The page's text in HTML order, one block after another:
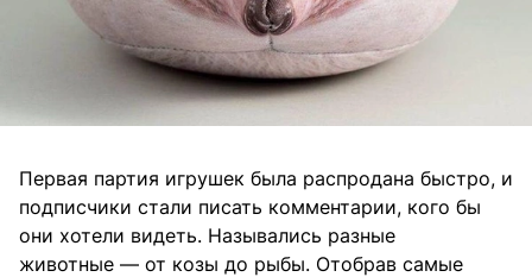
Первая партия игрушек была распродана быстро, и
подписчики стали писать комментарии, кого бы
они хотели видеть. Назывались разные
животные — от козы до рыбы. Отобрав самые